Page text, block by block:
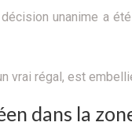
unanime a
vrai régal, est
dans la